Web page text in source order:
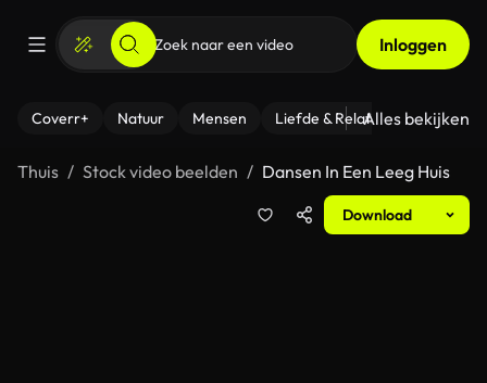
Inloggen
Coverr+ Natuur Mensen Liefde & Relaties - Fitness
Alles bekijken
Thuis Stock video beelden Dansen In Een Leeg Huis
Download